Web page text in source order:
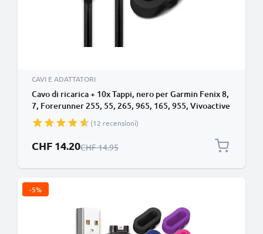
CAVI E ADATTATORI
Cavo di ricarica + 10x Tappi, nero per Garmin Fenix 8,
7, Forerunner 255, 55, 265, 965, 165, 955, Vivoactive
5, Venu 3, 3S, 2, Enduro 3, lungo 1m, cavo usb 2.0 1A,
nero, in PVC Cavo dati
(12 recensioni)
Prezzo speciale
CHF 14.20Prezzo normale
CHF 14.95
-5%